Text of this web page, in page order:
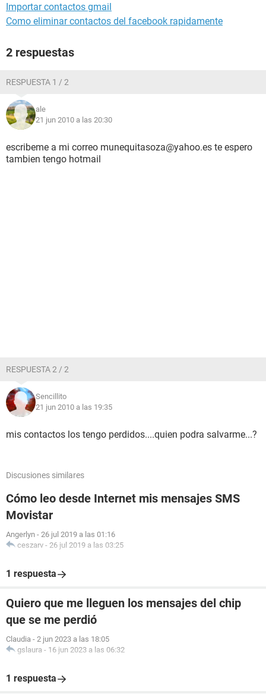
Importar contactos gmail
Como eliminar contactos del facebook rapidamente
2 respuestas
RESPUESTA 1 / 2
ale
21 jun 2010 a las 20:30
escribeme a mi correo munequitasoza@yahoo.es te espero
tambien tengo hotmail
RESPUESTA 2 / 2
Sencillito
21 jun 2010 a las 19:35
mis contactos los tengo perdidos....quien podra salvarme...?
Discusiones similares
Cómo leo desde Internet mis mensajes SMS
Movistar
Angerlyn - 26 jul 2019 a las 01:16
ceszarv - 26 jul 2019 a las 03:25
1 respuesta
Quiero que me lleguen los mensajes del chip
que se me perdió
Claudia - 2 jun 2023 a las 18:05
gslaura - 16 jun 2023 a las 06:32
1 respuesta